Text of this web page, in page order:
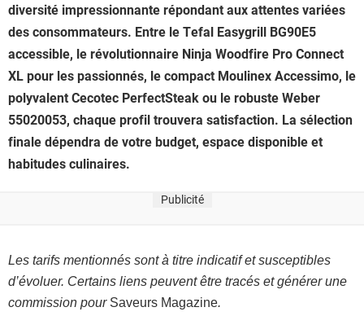
diversité impressionnante répondant aux attentes variées
des consommateurs. Entre le Tefal Easygrill BG90E5
accessible, le révolutionnaire Ninja Woodfire Pro Connect
XL pour les passionnés, le compact Moulinex Accessimo, le
polyvalent Cecotec PerfectSteak ou le robuste Weber
55020053, chaque profil trouvera satisfaction. La sélection
finale dépendra de votre budget, espace disponible et
habitudes culinaires.
Publicité
Les tarifs mentionnés sont à titre indicatif et susceptibles
d’évoluer. Certains liens peuvent être tracés et générer une
commission pour Saveurs Magazine.